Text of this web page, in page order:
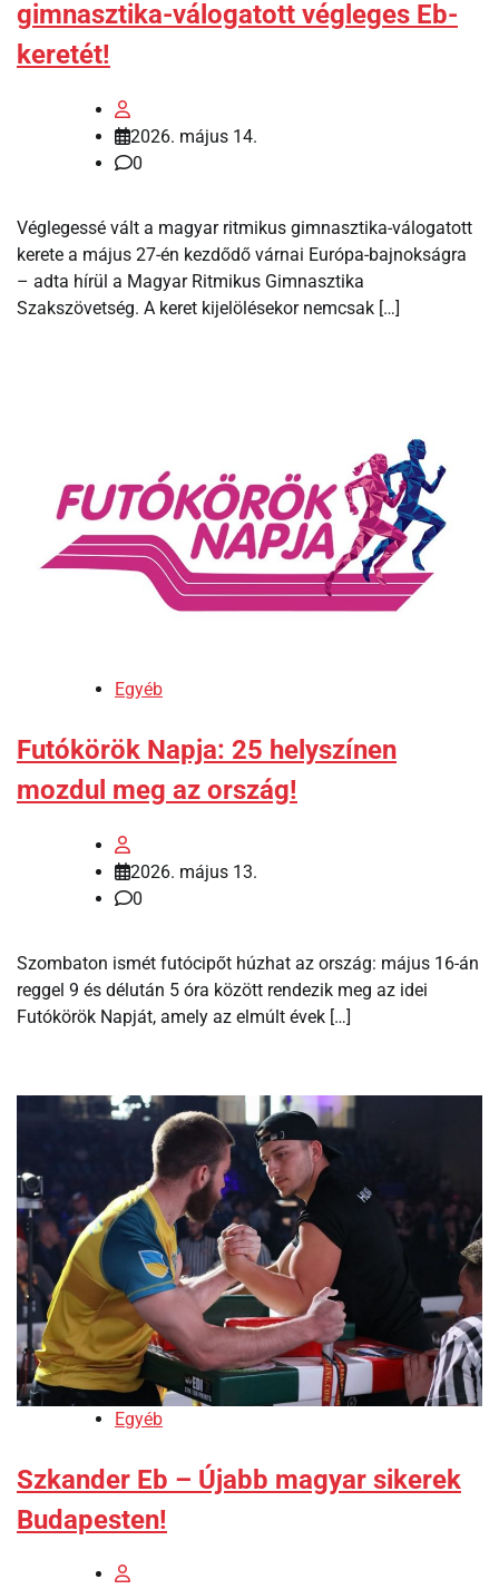
gimnasztika-válogatott végleges Eb-
keretét!
2026. május 14.
0
Véglegessé vált a magyar ritmikus gimnasztika-válogatott
kerete a május 27-én kezdődő várnai Európa-bajnokságra
– adta hírül a Magyar Ritmikus Gimnasztika
Szakszövetség. A keret kijelölésekor nemcsak […]
Egyéb
Futókörök Napja: 25 helyszínen
mozdul meg az ország!
2026. május 13.
0
Szombaton ismét futócipőt húzhat az ország: május 16-án
reggel 9 és délután 5 óra között rendezik meg az idei
Futókörök Napját, amely az elmúlt évek […]
Egyéb
Szkander Eb – Újabb magyar sikerek
Budapesten!